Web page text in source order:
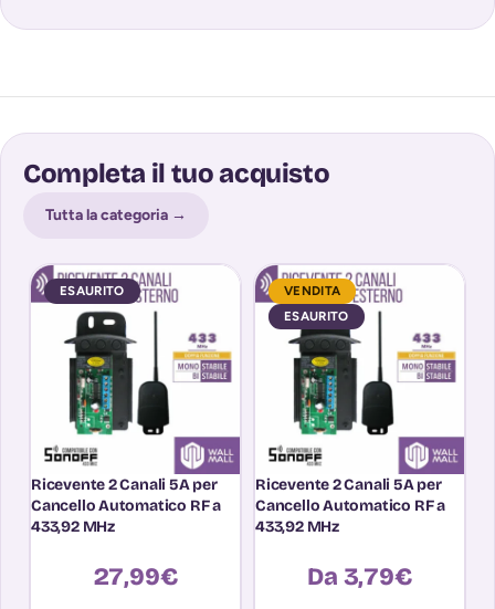
Completa il tuo acquisto
Tutta la categoria →
ESAURITO
Ricevente 2 Canali 5A per
Cancello Automatico RF a
433,92 MHz
27,99€
VENDITA
ESAURITO
Ricevente 2 Canali 5A per
Cancello Automatico RF a
433,92 MHz
Da 3,79€